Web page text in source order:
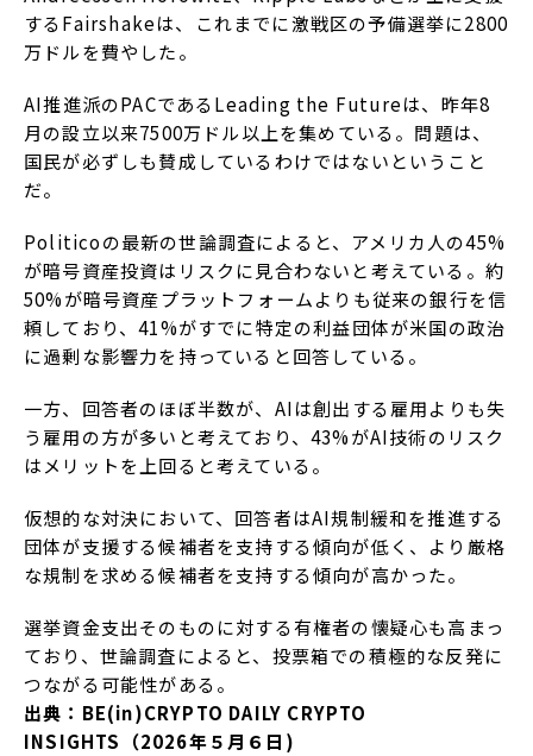
するFairshakeは、これまでに激戦区の予備選挙に2800
万ドルを費やした。
AI推進派のPACであるLeading the Futureは、昨年8
月の設立以来7500万ドル以上を集めている。問題は、
国民が必ずしも賛成しているわけではないということ
だ。
Politicoの最新の世論調査によると、アメリカ人の45%
が暗号資産投資はリスクに見合わないと考えている。約
50%が暗号資産プラットフォームよりも従来の銀行を信
頼しており、41%がすでに特定の利益団体が米国の政治
に過剰な影響力を持っていると回答している。
一方、回答者のほぼ半数が、AIは創出する雇用よりも失
う雇用の方が多いと考えており、43%がAI技術のリスク
はメリットを上回ると考えている。
仮想的な対決において、回答者はAI規制緩和を推進する
団体が支援する候補者を支持する傾向が低く、より厳格
な規制を求める候補者を支持する傾向が高かった。
選挙資金支出そのものに対する有権者の懐疑心も高まっ
ており、世論調査によると、投票箱での積極的な反発に
つながる可能性がある。
出典：BE(in)CRYPTO DAILY CRYPTO
INSIGHTS（2026年５月６日)